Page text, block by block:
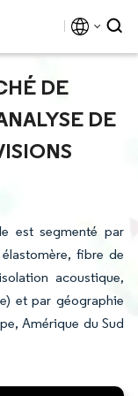
DE
DE
est segmenté par
fibre de
acoustique,
et par géographie
Amérique du Sud